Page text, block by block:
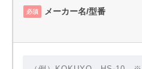
必須 メーカー名/型番